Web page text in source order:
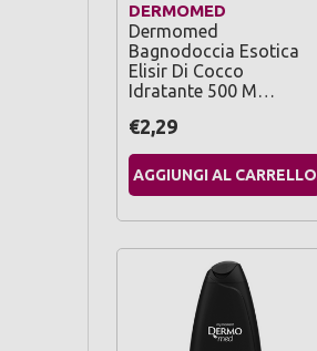
DERMOMED
Dermomed
Bagnodoccia Esotica
Elisir Di Cocco
Idratante 500 M…
€2,29
AGGIUNGI AL CARRELLO